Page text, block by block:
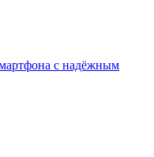
с надёжным